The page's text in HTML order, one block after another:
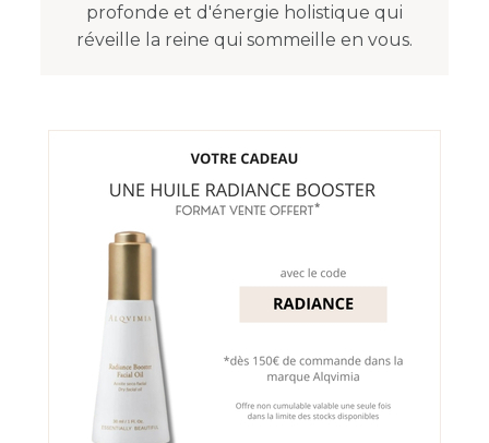
profonde et d'énergie holistique qui
réveille la reine qui sommeille en vous.